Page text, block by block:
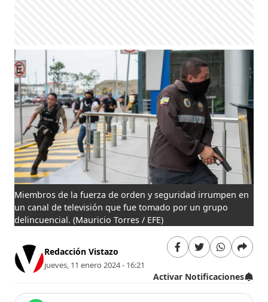
Miembros de la fuerza de orden y seguridad irrumpen en
un canal de televisión que fue tomado por un grupo
delincuencial. (Mauricio Torres / EFE)
Redacción Vistazo
jueves, 11 enero 2024 - 16:21
Activar Notificaciones